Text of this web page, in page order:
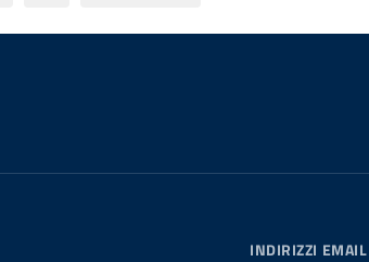
INDIRIZZI EMAIL